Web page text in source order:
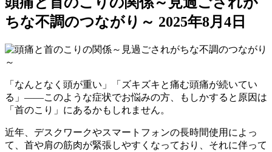
ちな不調のつながり～ 2025年8月4日
「なんとなく頭が重い」「ズキズキと痛む頭痛が続いてい
る」――このような症状でお悩みの方、もしかすると原因は
「首のこり」にあるかもしれません。
近年、デスクワークやスマートフォンの長時間使用によっ
て、首や肩の筋肉が緊張しやすくなっており、それに伴って